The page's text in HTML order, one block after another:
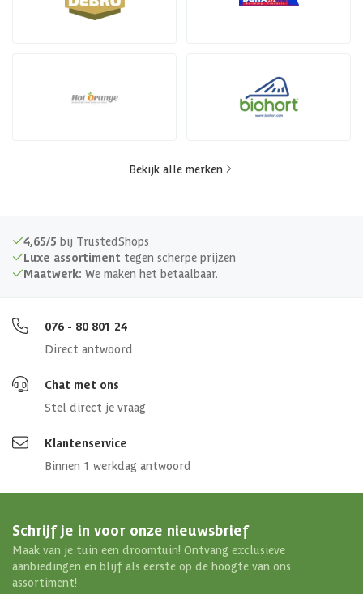
Bekijk alle merken
4,65/5 bij TrustedShops
Luxe assortiment tegen scherpe prijzen
Maatwerk: We maken het betaalbaar.
076 - 80 801 24
Direct antwoord
Chat met ons
Stel direct je vraag
Klantenservice
Binnen 1 werkdag antwoord
Schrijf je in voor onze nieuwsbrief
Maak van je tuin een droomtuin! Ontvang exclusieve
aanbiedingen en blijf als eerste op de hoogte van ons
assortiment!